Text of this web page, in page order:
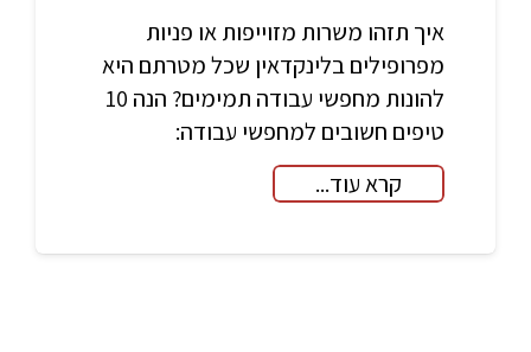
איך תזהו משרות מזוייפות או פניות
מפרופילים בלינקדאין שכל מטרתם היא
להונות מחפשי עבודה תמימים? הנה 10
טיפים חשובים למחפשי עבודה:
קרא עוד...